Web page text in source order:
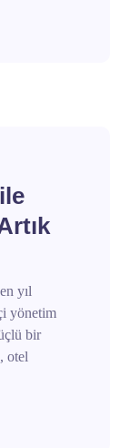
yıl
yönetim
bir
otel